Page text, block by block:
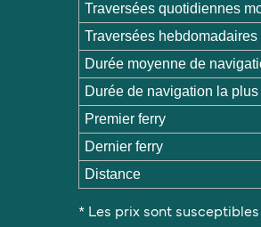
Traversées quotidiennes
Traversées
Durée moyenne de
Durée de navigation la
Premier ferry
Dernier ferry
Distance
* Les prix sont